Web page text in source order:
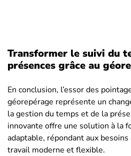
Transformer le suivi du
présences grâce au
En conclusion, l’essor des
géorepérage représente un
la gestion du temps et de la
innovante offre une solution à la
adaptable, répondant aux
travail moderne et flexible.